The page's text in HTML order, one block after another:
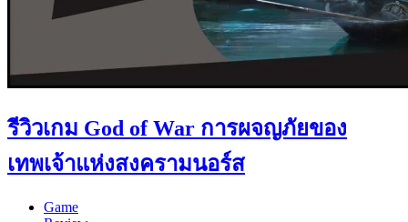
รีวิวเกม God of War การผจญภัยของ
เทพเจ้าแห่งสงครามนอร์ส
Game